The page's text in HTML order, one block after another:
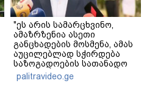
"ეს არის სამარცხვინო,
ამაზრზენია ასეთი
განცხადების მოსმენა, ამას
აუცილებლად სჭირდება
საზოგადოების სათანადო
რეაქცია" - ირაკლი
კობახიძე
palitravideo.ge